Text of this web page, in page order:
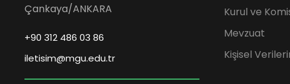
Çankaya/ANKARA
+90 312 486 03 86
iletisim@mgu.edu.tr
Kurul ve
Mevzuat
Kişisel